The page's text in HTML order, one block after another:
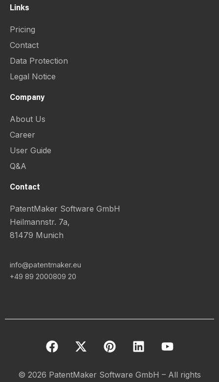
Links
Pricing
Contact
Data Protection
Legal Notice
Company
About Us
Career
User Guide
Q&A
Contact
PatentMaker Software GmbH
Heilmannstr. 7a,
81479 Munich
info@patentmaker.eu
+49 89 2000809 20
© 2026 PatentMaker Software GmbH – All rights
F
a
e
X
-
w
P
i
t
L
i
k
Y
o
t